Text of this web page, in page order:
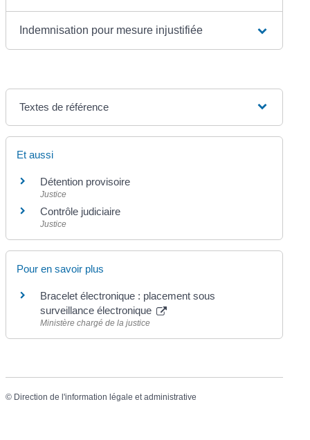
Indemnisation pour mesure injustifiée
Textes de référence
Et aussi
Détention provisoire
Justice
Contrôle judiciaire
Justice
Pour en savoir plus
Bracelet électronique : placement sous
surveillance électronique
Ministère chargé de la justice
© Direction de l'information légale et administrative